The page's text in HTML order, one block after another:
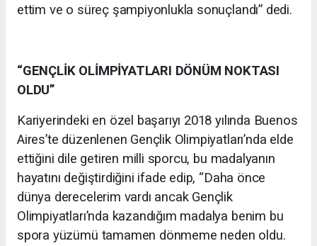
ettim ve o süreç şampiyonlukla sonuçlandı” dedi.
“GENÇLİK OLİMPİYATLARI DÖNÜM NOKTASI
OLDU”
Kariyerindeki en özel başarıyı 2018 yılında Buenos
Aires’te düzenlenen Gençlik Olimpiyatları’nda elde
ettiğini dile getiren milli sporcu, bu madalyanın
hayatını değiştirdiğini ifade edip, “Daha önce
dünya derecelerim vardı ancak Gençlik
Olimpiyatları’nda kazandığım madalya benim bu
spora yüzümü tamamen dönmeme neden oldu.